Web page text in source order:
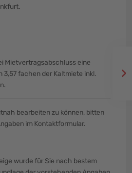
Mietvertragsabschluss eine
3,57 fachen der Kaltmiete inkl.
bearbeiten zu können, bitten
im Kontaktformular.
wurde für Sie nach bestem